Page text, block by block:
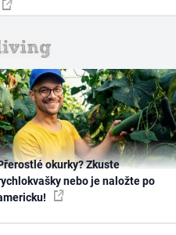
okurky? Zkuste
nebo je naložte po